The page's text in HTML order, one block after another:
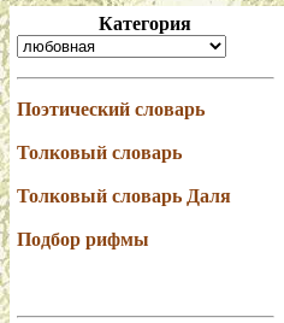
Категория
Поэтический словарь
Толковый словарь
Толковый словарь Даля
Подбор рифмы